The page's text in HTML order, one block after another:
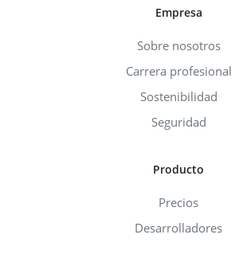
Empresa
Sobre nosotros
Carrera profesional
Sostenibilidad
Seguridad
Producto
Precios
Desarrolladores